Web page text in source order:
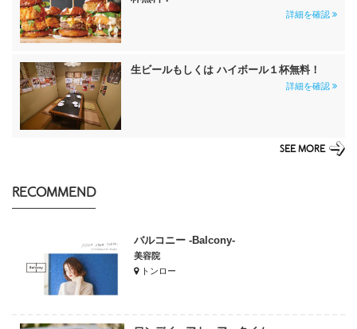
詳細を確認
生ビールもしくは ハイボール１杯無料！
詳細を確認
SEE MORE
RECOMMEND
バルコニー -Balcony-
美容院
トンロー